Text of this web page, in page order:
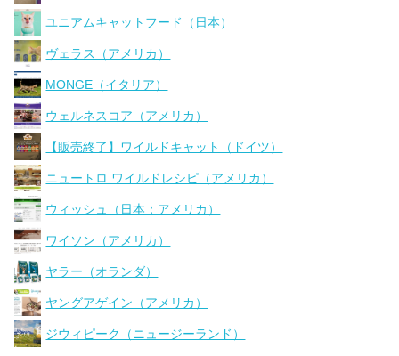
ユニアムキャットフード（日本）
ヴェラス（アメリカ）
MONGE（イタリア）
ウェルネスコア（アメリカ）
【販売終了】ワイルドキャット（ドイツ）
ニュートロ ワイルドレシピ（アメリカ）
ウィッシュ（日本：アメリカ）
ワイソン（アメリカ）
ヤラー（オランダ）
ヤングアゲイン（アメリカ）
ジウィピーク（ニュージーランド）